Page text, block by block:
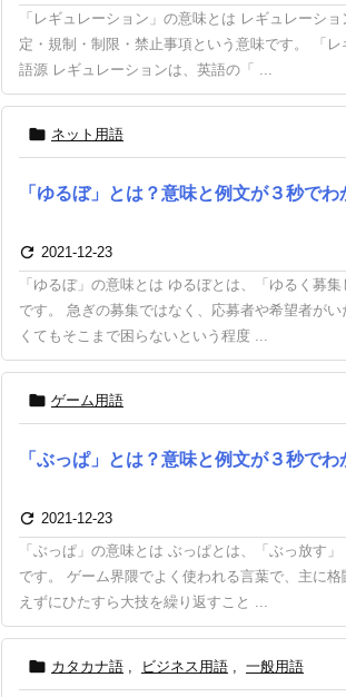
「レギュレーション」の意味とは レギュレーシ
定・規制・制限・禁止事項という意味です。 「
語源 レギュレーションは、英語の「 ...
 ネット用語
「ゆるぼ」とは？意味と例文が３秒でわ
 2021-12-23
「ゆるぼ」の意味とは ゆるぼとは、「ゆるく募
です。 急ぎの募集ではなく、応募者や希望者が
くてもそこまで困らないという程度 ...
 ゲーム用語
「ぶっぱ」とは？意味と例文が３秒でわ
 2021-12-23
「ぶっぱ」の意味とは ぶっぱとは、「ぶっ放す
です。 ゲーム界隈でよく使われる言葉で、主に
えずにひたすら大技を繰り返すこと ...
 カタカナ語 , ビジネス用語 , 一般用語